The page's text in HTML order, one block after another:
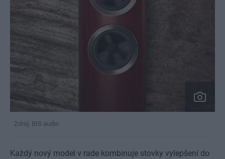
Zdroj: BIS audio
Každý nový model v rade kombinuje stovky vylepšení do